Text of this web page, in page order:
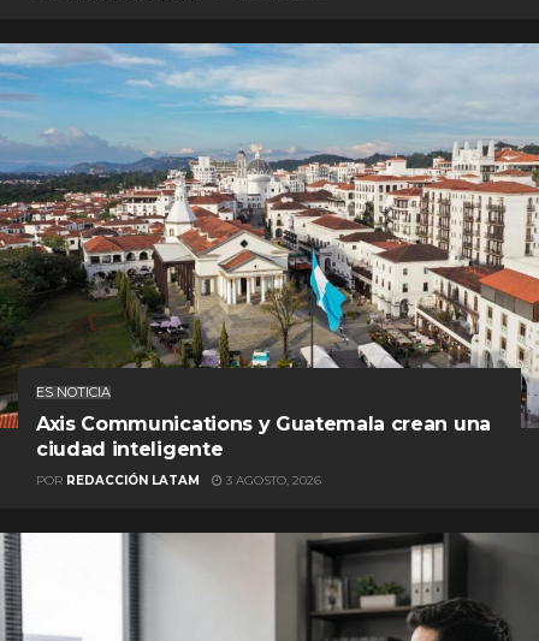
ES NOTICIA
Axis Communications y Guatemala crean una
ciudad inteligente
POR REDACCIÓN LATAM 3 AGOSTO, 2026